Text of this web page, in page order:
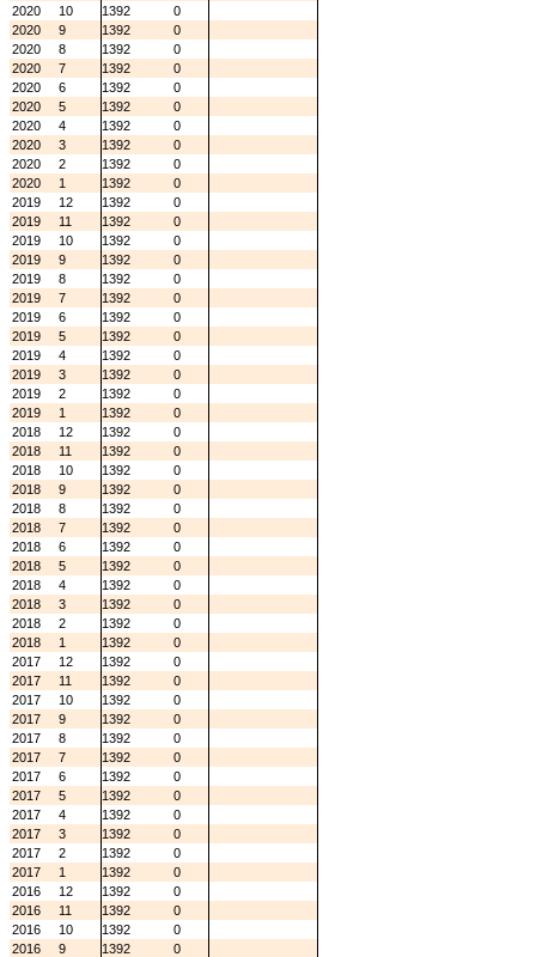
2020
10 1392
0
2020
9 1392
0
2020
8 1392
0
2020
7 1392
0
2020
6 1392
0
2020
5 1392
0
2020
4 1392
0
2020
3 1392
0
2020
2 1392
0
2020
1 1392
0
2019
12 1392
0
2019
11 1392
0
2019
10 1392
0
2019
9 1392
0
2019
8 1392
0
2019
7 1392
0
2019
6 1392
0
2019
5 1392
0
2019
4 1392
0
2019
3 1392
0
2019
2 1392
0
2019
1 1392
0
2018
12 1392
0
2018
11 1392
0
2018
10 1392
0
2018
9 1392
0
2018
8 1392
0
2018
7 1392
0
2018
6 1392
0
2018
5 1392
0
2018
4 1392
0
2018
3 1392
0
2018
2 1392
0
2018
1 1392
0
2017
12 1392
0
2017
11 1392
0
2017
10 1392
0
2017
9 1392
0
2017
8 1392
0
2017
7 1392
0
2017
6 1392
0
2017
5 1392
0
2017
4 1392
0
2017
3 1392
0
2017
2 1392
0
2017
1 1392
0
2016
12 1392
0
2016
11 1392
0
2016
10 1392
0
2016
9 1392
0